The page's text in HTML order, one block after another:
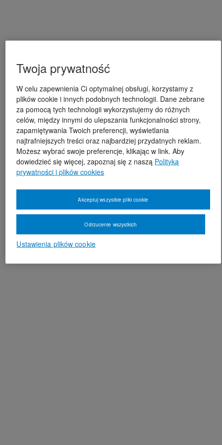
Twoja prywatność
W celu zapewnienia Ci optymalnej obsługi, korzystamy z
plików cookie i innych podobnych technologii. Dane zebrane
za pomocą tych technologii wykorzystujemy do różnych
celów, między innymi do ulepszania funkcjonalności strony,
zapamiętywania Twoich preferencji, wyświetlania
najtrafniejszych treści oraz najbardziej przydatnych reklam.
Możesz wybrać swoje preferencje, klikając w link. Aby
dowiedzieć się więcej, zapoznaj się z naszą Polityką
prywatności i plików cookies
Ustawienia plików cookie
Odrzucenie wszystkich
Akceptuj wszystkie pliki cookie